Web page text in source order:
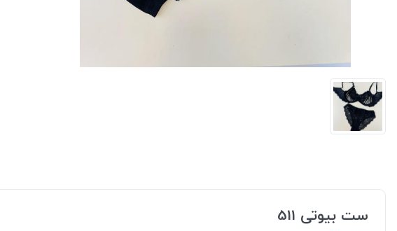
ست بیوتی 511